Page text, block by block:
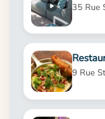
35 Rue
9 Rue